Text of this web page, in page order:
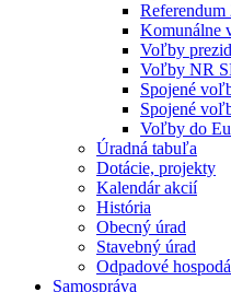
Referendum
Komunálne
Voľby
Voľby NR
Spojené
Spojené
Voľby do
Úradná tabuľa
Dotácie, projekty
Kalendár akcií
História
Obecný úrad
Stavebný úrad
Odpadové
Samospráva